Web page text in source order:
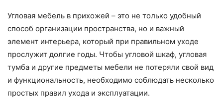
Угловая мебель в прихожей – это не только удобный
способ организации пространства, но и важный
элемент интерьера, который при правильном уходе
прослужит долгие годы. Чтобы угловой шкаф, угловая
тумба и другие предметы мебели не потеряли свой вид
и функциональность, необходимо соблюдать несколько
простых правил ухода и эксплуатации.